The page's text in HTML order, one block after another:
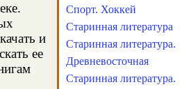
и
ее
Спорт. Хоккей
Старинная литература
Старинная литература.
Древневосточная
Старинная литература.